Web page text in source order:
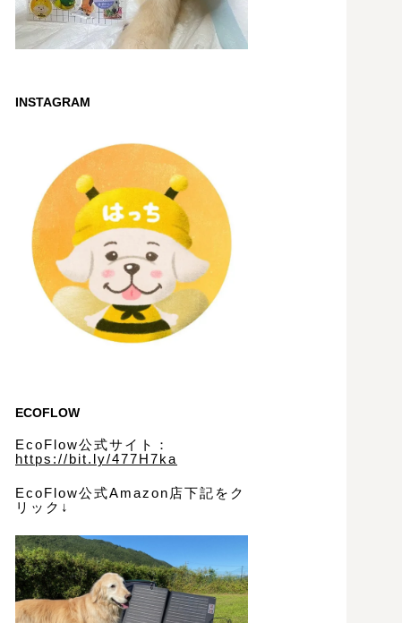
INSTAGRAM
ECOFLOW
EcoFlow公式サイト：
https://bit.ly/477H7ka
EcoFlow公式Amazon店下記をク
リック↓